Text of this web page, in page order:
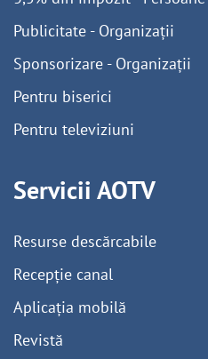
Publicitate - Organizații
Sponsorizare - Organizații
Pentru biserici
Pentru televiziuni
Servicii AOTV
Resurse descărcabile
Recepție canal
Aplicația mobilă
Revistă